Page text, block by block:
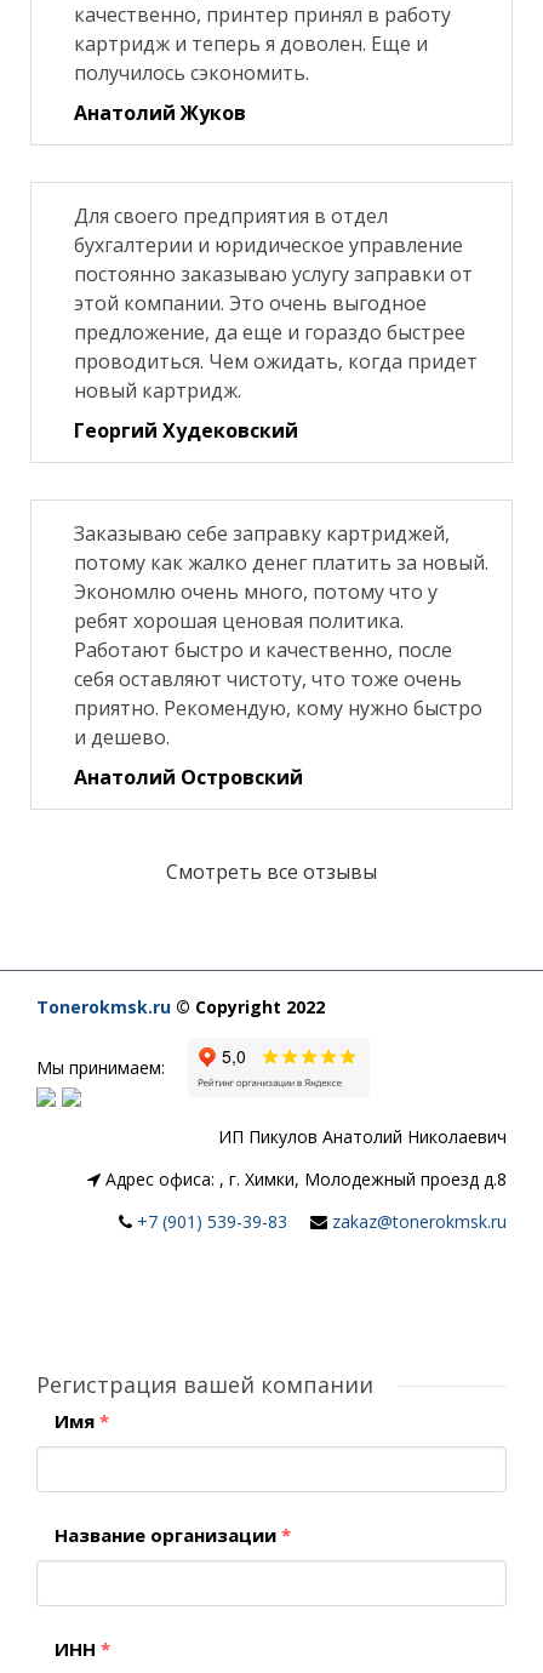
качественно, принтер принял в работу
картридж и теперь я доволен. Еще и
получилось сэкономить.
Анатолий Жуков
Для своего предприятия в отдел
бухгалтерии и юридическое управление
постоянно заказываю услугу заправки от
этой компании. Это очень выгодное
предложение, да еще и гораздо быстрее
проводиться. Чем ожидать, когда придет
новый картридж.
Георгий Худековский
Заказываю себе заправку картриджей,
потому как жалко денег платить за новый.
Экономлю очень много, потому что у
ребят хорошая ценовая политика.
Работают быстро и качественно, после
себя оставляют чистоту, что тоже очень
приятно. Рекомендую, кому нужно быстро
и дешево.
Анатолий Островский
Смотреть все отзывы
Tonerokmsk.ru © Copyright 2022
Мы принимаем:
ИП Пикулов Анатолий Николаевич
Адрес офиса: , г. Химки, Молодежный проезд д.8
+7 (901) 539-39-83
zakaz@tonerokmsk.ru
Регистрация вашей компании
Имя *
Название организации *
ИНН *